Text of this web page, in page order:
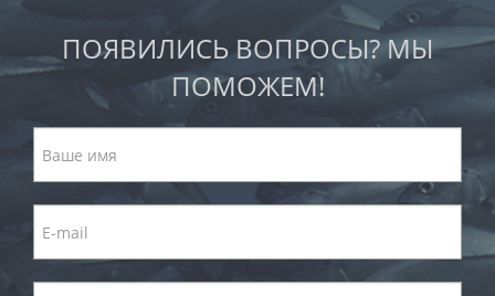
ПОЯВИЛИСЬ ВОПРОСЫ? МЫ
ПОМОЖЕМ!